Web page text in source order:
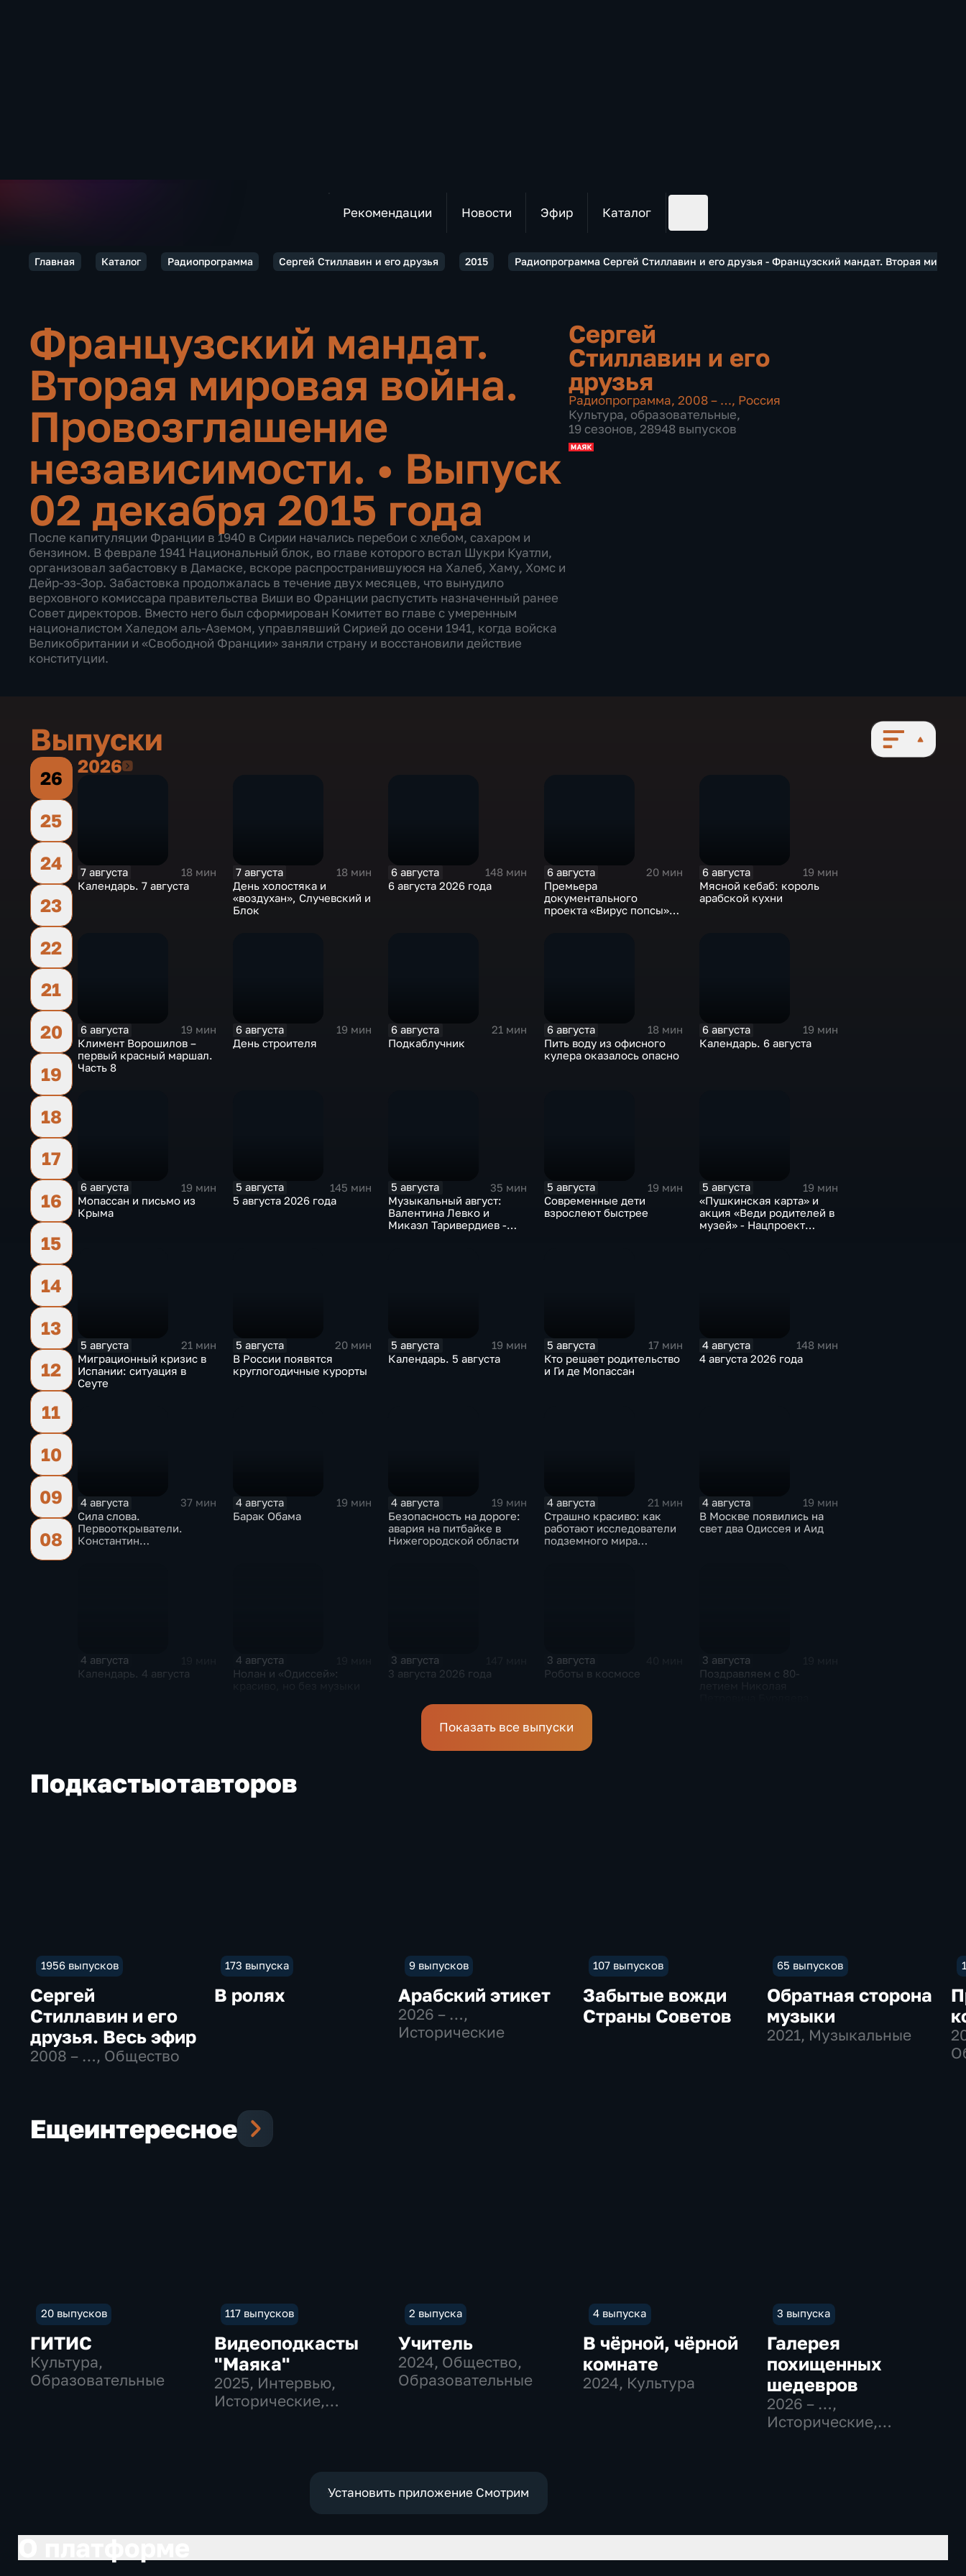
Рекомендации Новости Эфир Каталог
Главная Каталог Радиопрограмма Сергей Стиллавин и его друзья 2015 Радиопрограмма Сергей Стиллавин и его друзья - Французский мандат. Вторая
Французский мандат.
Вторая мировая война.
Провозглашение
независимости. • Выпуск
02 декабря 2015 года
После капитуляции Франции в 1940 в Сирии начались перебои с хлебом, сахаром и
бензином. В феврале 1941 Национальный блок, во главе которого встал Шукри Куатли,
организовал забастовку в Дамаске, вскоре распространившуюся на Халеб, Хаму, Хомс и
Дейр-эз-Зор. Забастовка продолжалась в течение двух месяцев, что вынудило
верховного комиссара правительства Виши во Франции распустить назначенный ранее
Совет директоров. Вместо него был сформирован Комитет во главе с умеренным
националистом Халедом аль-Аземом, управлявший Сирией до осени 1941, когда войска
Великобритании и «Свободной Франции» заняли страну и восстановили действие
конституции.
Сергей
Стиллавин и его
друзья
Радиопрограмма, 2008 – …, Россия
Культура, образовательные,
19 сезонов, 28948 выпусков
Выпуски
26
25
24
23
22
21
20
19
18
17
16
15
14
13
12
11
10
09
08
20262026
7 августа
18 мин
Календарь. 7 августа
7 августа
18 мин
День холостяка и
«воздухан», Случевский и
Блок
6 августа
148 мин
6 августа 2026 года
6 августа
20 мин
Премьера
документального
проекта «Вирус попсы»
6 августа
19 мин
Мясной кебаб: король
арабской кухни
6 августа
19 мин
Климент Ворошилов –
первый красный маршал.
Часть 8
6 августа
19 мин
День строителя
6 августа
21 мин
Подкаблучник
6 августа
18 мин
Пить воду из офисного
кулера оказалось опасно
6 августа
19 мин
Календарь. 6 августа
6 августа
19 мин
Мопассан и письмо из
Крыма
5 августа
145 мин
5 августа 2026 года
5 августа
35 мин
Музыкальный август:
Валентина Левко и
Микаэл Таривердиев -
5 августа
19 мин
Современные дети
взрослеют быстрее
5 августа
19 мин
«Пушкинская карта» и
акция «Веди родителей в
музей» - Нацпроект
5 августа
21 мин
Миграционный кризис в
Испании: ситуация в
Сеуте
5 августа
20 мин
В России появятся
круглогодичные курорты
5 августа
19 мин
Календарь. 5 августа
5 августа
17 мин
Кто решает родительство
и Ги де Мопассан
4 августа
148 мин
4 августа 2026 года
4 августа
37 мин
Сила слова.
Первооткрыватели.
Константин
4 августа
19 мин
Барак Обама
4 августа
19 мин
Безопасность на дороге:
авария на питбайке в
Нижегородской области
4 августа
21 мин
Страшно красиво: как
работают исследователи
подземного мира
4 августа
19 мин
В Москве появились на
свет два Одиссея и Аид
4 августа
Календарь. 4 августа
4 августа
Нолан и «Одиссей»:
3 августа
3 августа 2026 года
3 августа
Роботы в космосе
3 августа
Поздравляем с 80-
Показать все выпуски
Подкастыотавторов
1956 выпусков
Сергей
Стиллавин и его
друзья. Весь эфир
2008 – …, Общество
173 выпуска
В ролях
9 выпусков
Арабский этикет
2026 – …,
Исторические
107 выпусков
Забытые вожди
Страны Советов
65 выпусков
Обратная сторона
музыки
2021, Музыкальные
Ещеинтересное
20 выпусков
ГИТИС
Культура,
Образовательные
117 выпусков
Видеоподкасты
"Маяка"
2025, Интервью,
Исторические,
2 выпуска
Учитель
2024, Общество,
Образовательные
4 выпуска
В чёрной, чёрной
комнате
2024, Культура
3 выпуска
Галерея
похищенных
шедевров
2026 – …,
Исторические,
Установить приложение Смотрим